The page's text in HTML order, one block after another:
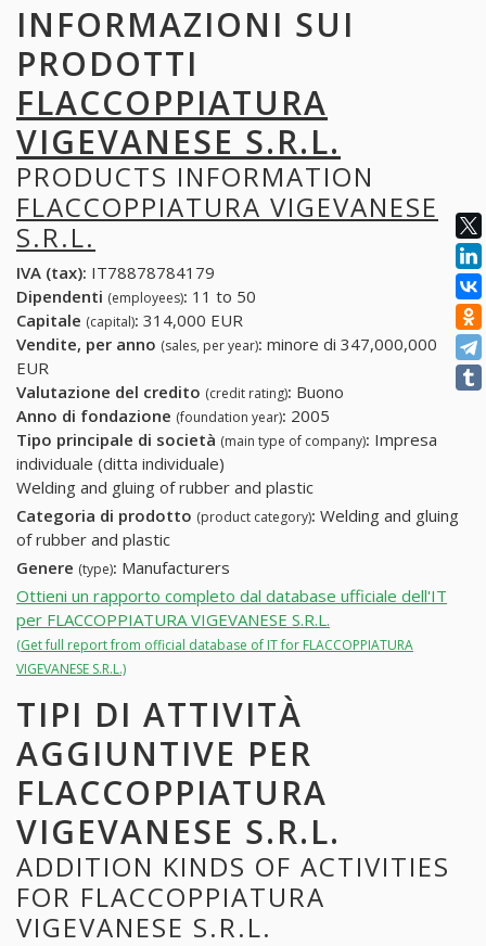
INFORMAZIONI SUI
PRODOTTI
FLACCOPPIATURA
VIGEVANESE S.R.L.
PRODUCTS INFORMATION
FLACCOPPIATURA VIGEVANESE
S.R.L.
IVA (tax): IT78878784179
Dipendenti (employees): 11 to 50
Capitale (capital): 314,000 EUR
Vendite, per anno (sales, per year): minore di 347,000,000
EUR
Valutazione del credito (credit rating): Buono
Anno di fondazione (foundation year): 2005
Tipo principale di società (main type of company): Impresa
individuale (ditta individuale)
Welding and gluing of rubber and plastic
Categoria di prodotto (product category): Welding and gluing
of rubber and plastic
Genere (type): Manufacturers
Ottieni un rapporto completo dal database ufficiale dell'IT
per FLACCOPPIATURA VIGEVANESE S.R.L.
(Get full report from official database of IT for FLACCOPPIATURA
VIGEVANESE S.R.L.)
TIPI DI ATTIVITÀ
AGGIUNTIVE PER
FLACCOPPIATURA
VIGEVANESE S.R.L.
ADDITION KINDS OF ACTIVITIES
FOR FLACCOPPIATURA
VIGEVANESE S.R.L.